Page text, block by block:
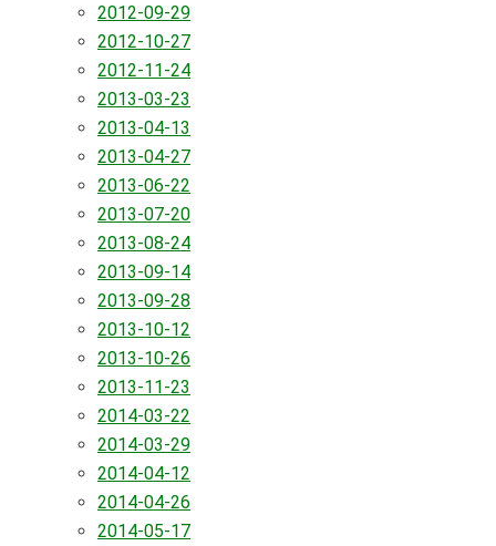
2012-09-29
2012-10-27
2012-11-24
2013-03-23
2013-04-13
2013-04-27
2013-06-22
2013-07-20
2013-08-24
2013-09-14
2013-09-28
2013-10-12
2013-10-26
2013-11-23
2014-03-22
2014-03-29
2014-04-12
2014-04-26
2014-05-17